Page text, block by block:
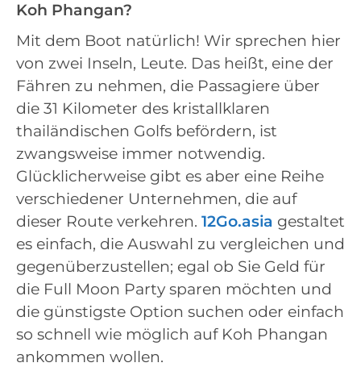
Koh Phangan?
Mit dem Boot natürlich! Wir sprechen hier
von zwei Inseln, Leute. Das heißt, eine der
Fähren zu nehmen, die Passagiere über
die 31 Kilometer des kristallklaren
thailändischen Golfs befördern, ist
zwangsweise immer notwendig.
Glücklicherweise gibt es aber eine Reihe
verschiedener Unternehmen, die auf
dieser Route verkehren. 12Go.asia gestaltet
es einfach, die Auswahl zu vergleichen und
gegenüberzustellen; egal ob Sie Geld für
die Full Moon Party sparen möchten und
die günstigste Option suchen oder einfach
so schnell wie möglich auf Koh Phangan
ankommen wollen.